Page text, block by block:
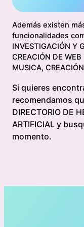
Además existen
funcionalidades
INVESTIGACIÓN Y
CREACIÓN DE WEB
MUSICA,
Si quieres
recomendamos
DIRECTORIO DE
ARTIFICIAL y
momento.